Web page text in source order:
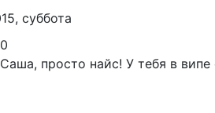
суббота
0
Саша, просто найс! У тебя в